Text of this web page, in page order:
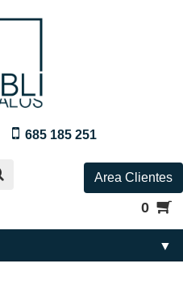
685 185 251
Area Clientes
0
▼